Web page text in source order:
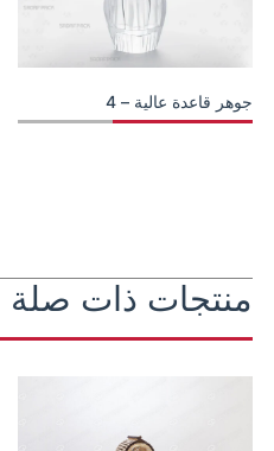
جوهر قاعدة عالية – 4
منتجات ذات صلة